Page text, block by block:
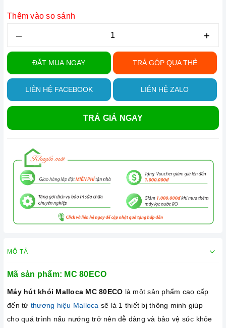
Thêm vào so sánh
– +
ĐẶT MUA NGAY TRẢ GÓP QUA THẺ
LIÊN HỆ FACEBOOK LIÊN HỆ ZALO
TRẢ GIÁ NGAY
MÔ TẢ
Mã sản phẩm: MC 80ECO
Máy hút khói Malloca MC 80ECO là một sản phẩm cao cấp
đến từ thương hiệu Malloca sẽ là 1 thiết bị thông minh giúp
cho quá trình nấu nướng trở nên dễ dàng và bảo vệ sức khỏe